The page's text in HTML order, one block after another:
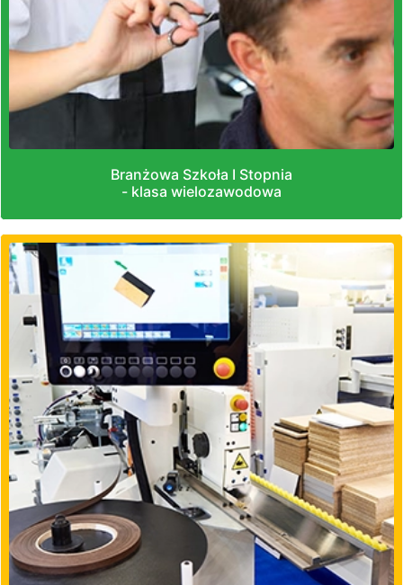
Branżowa Szkoła I Stopnia
- klasa wielozawodowa